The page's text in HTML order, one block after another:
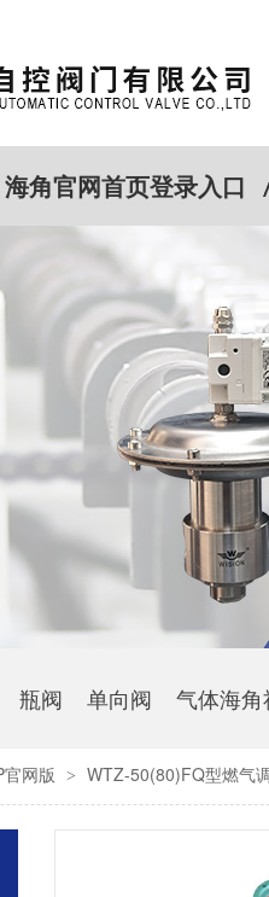
海角官网首页登录入口
Cv计算器
瓶阀 单向阀 气体海
网版 > WTZ-50(80)FQ型燃气